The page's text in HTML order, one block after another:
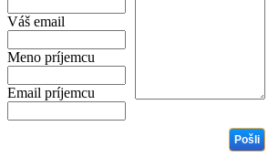
Váš email
Meno príjemcu
Email príjemcu